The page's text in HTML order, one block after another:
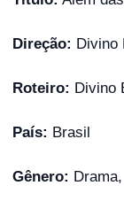
Direção: Divino
Roteiro: Divino
País: Brasil
Gênero: